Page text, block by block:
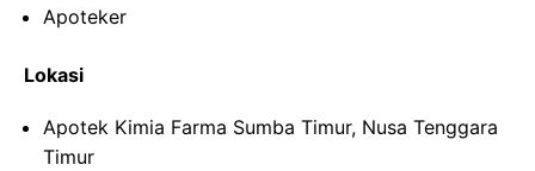
Apoteker
Lokasi
Apotek Kimia Farma Sumba Timur, Nusa Tenggara
Timur